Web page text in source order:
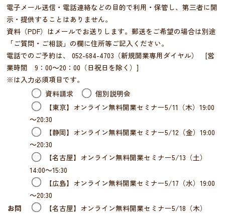
電子メール送信・電話連絡などの目的で利用・保管し、第三者に開
示・提供することはありません。
資料（PDF）はメールでお送りします。郵送をご希望の場合は別途
「ご質問・ご相談」の欄に住所等ご記入ください。
電話でのご予約は、 052-684-4703（新規開業専用ダイヤル） [営
業時間 9：00～20：00（日祝日を除く）]
※は入力必須項目です。
お問
資料請求
個別説明会
【東京】オンライン無料開業セミナー5/11（木）19:00
～20:30
【静岡】オンライン無料開業セミナー5/12（金）19:00
～20:30
【名古屋】オンライン無料開業セミナー5/13（土）
14:00～15:30
【広島】オンライン無料開業セミナー5/17（水）19:00
～20:30
【名古屋】オンライン無料開業セミナー5/18（木）